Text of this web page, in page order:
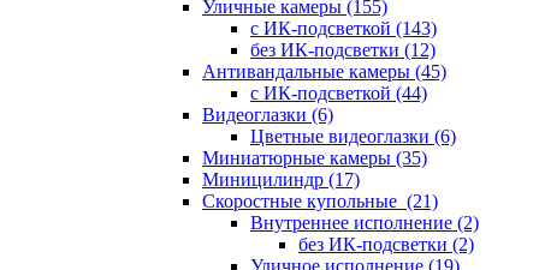
Уличные камеры (155)
с ИК-подсветкой (143)
без ИК-подсветки (12)
Антивандальные камеры (45)
с ИК-подсветкой (44)
Видеоглазки (6)
Цветные видеоглазки (6)
Миниатюрные камеры (35)
Миницилиндр (17)
Скоростные купольные (21)
Внутреннее исполнение (2)
без ИК-подсветки (2)
Уличное исполнение (19)